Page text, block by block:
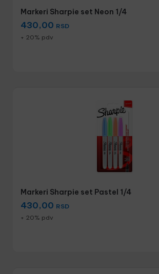
Markeri Sharpie set Neon 1/4
430,00 RSD
+ 20% pdv
Markeri Sharpie set Pastel 1/4
430,00 RSD
+ 20% pdv